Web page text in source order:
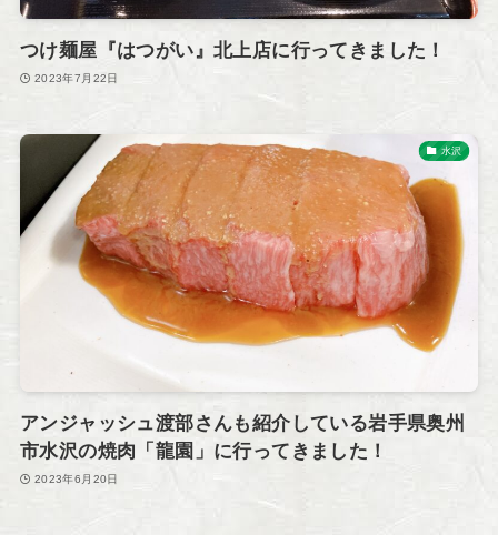
つけ麺屋『はつがい』北上店に行ってきました！
2023年7月22日
水沢
アンジャッシュ渡部さんも紹介している岩手県奥州
市水沢の焼肉「龍園」に行ってきました！
2023年6月20日